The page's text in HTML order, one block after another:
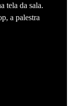
tela da sala.
a palestra